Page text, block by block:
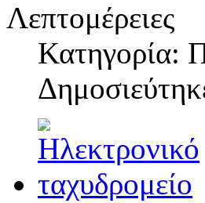
Λεπτομέρειες
Κατηγορία: